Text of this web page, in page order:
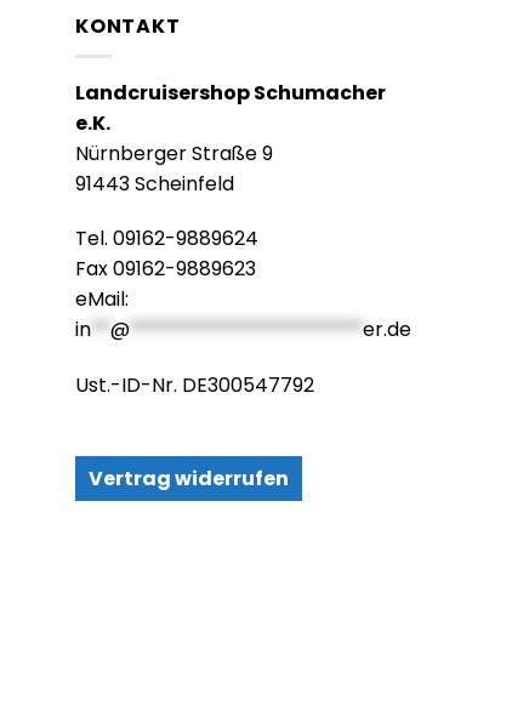
KONTAKT
Landcruisershop Schumacher
e.K.
Nürnberger Straße 9
91443 Scheinfeld
Tel. 09162-9889624
Fax 09162-9889623
eMail:
in**@************************er.de
Ust.-ID-Nr. DE300547792
Vertrag widerrufen